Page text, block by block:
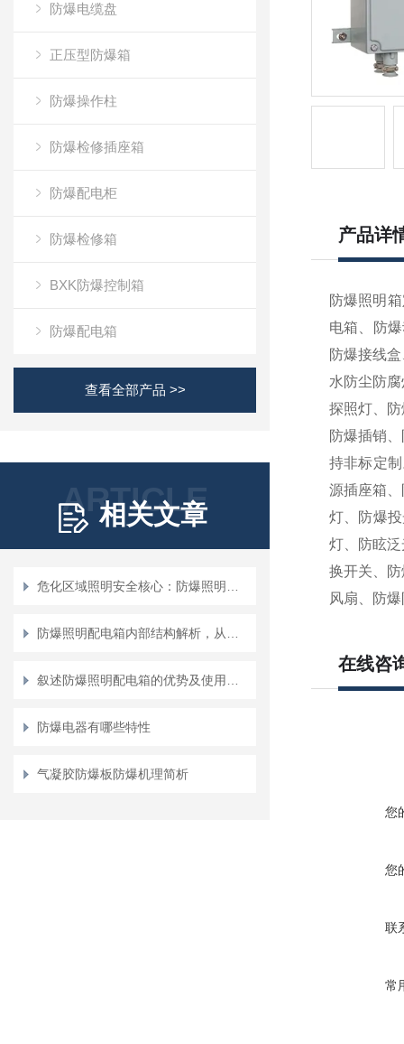
防爆电缆盘
正压型防爆箱
防爆操作柱
防爆检修插座箱
防爆配电柜
防爆检修箱
BXK防爆控制箱
防爆配电箱
查看全部产品 >>
ARTICLE
相关文章
防爆电器有哪些特性
气凝胶防爆板防爆机理简析
产品详
防爆照明
电箱、防
防爆接线
水防尘防
探照灯、
防爆插销
持非标定制
源插座箱
灯、防爆
灯、防眩
换开关、
风扇、防
在线咨
您
您
联
常